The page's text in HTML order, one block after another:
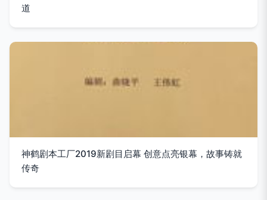
道
神鹤剧本工厂2019新剧目启幕 创意点亮银幕，故事铸就
传奇